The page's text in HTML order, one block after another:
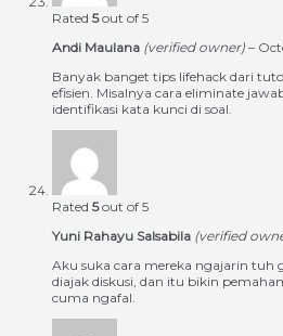
Rated 5out of 5
Andi Maulana (verified owner) –
Banyak banget tips lifehack dari
efisien. Misalnya cara eliminate
identifikasi kata kunci di soal.
Rated 5out of 5
Yuni Rahayu Salsabila (verified
Aku suka cara mereka ngajarin tuh
diajak diskusi, dan itu bikin
cuma ngafal.